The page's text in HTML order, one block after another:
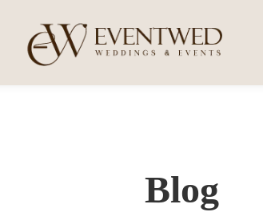
Blog